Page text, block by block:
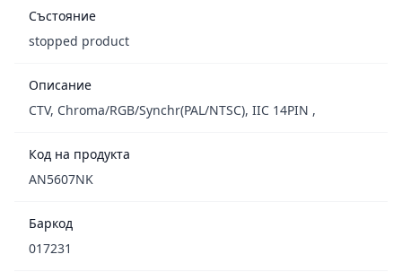
Състояние
stopped product
Описание
CTV, Chroma/RGB/Synchr(PAL/NTSC), IІC 14PIN ,
Код на продукта
AN5607NK
Баркод
017231